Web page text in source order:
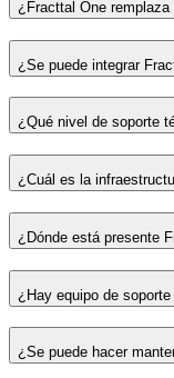
¿Fracttal One
¿Se puede integrar
¿Qué nivel de soporte
¿Cuál es la
¿Dónde está presente
¿Hay equipo de
¿Se puede hacer